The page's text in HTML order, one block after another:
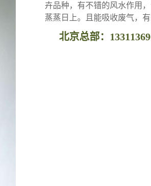
卉品种，有不错的风水作用
蒸蒸日上。且能吸收废气，
北京总部：